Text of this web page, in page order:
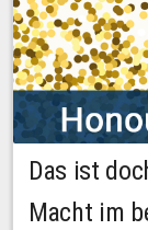
Das ist
Macht im